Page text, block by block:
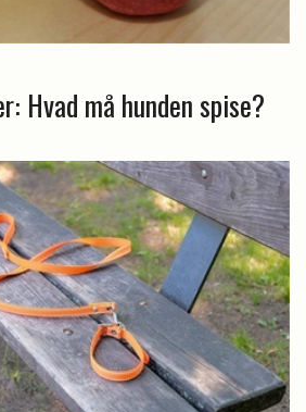
Hvad må hunden spise?